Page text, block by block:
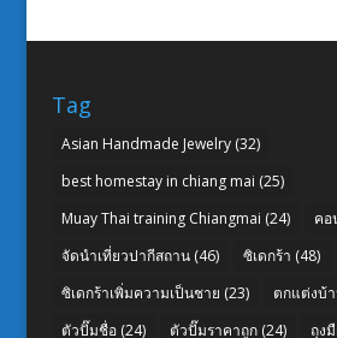
Tag
Asian Handmade Jewelry(32)
best homestay in chiang mai (25)
Muay Thai training Chiangmai (24) คอ
จัดนำเที่ยวปากีสถาน(46) ซิเดกร้า (48)
ซิเดกร้าเพิ่มความเป็นชาย (23) ตกแต่งบ้
ตัวปั๊มชื่อ(24) ตัวปั๊มราคาถูก(24) ถุง